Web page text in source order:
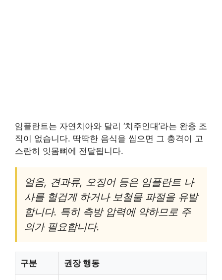
임플란트는 자연치아와 달리 ‘치주인대’라는 완충 조
직이 없습니다. 딱딱한 음식을 씹으면 그 충격이 고
스란히 잇몸뼈에 전달됩니다.
얼음, 견과류, 오징어 등은 임플란트 나
사를 헐겁게 하거나 보철물 파절을 유발
합니다. 특히 측방 압력에 약하므로 주
의가 필요합니다.
구분 권장 행동